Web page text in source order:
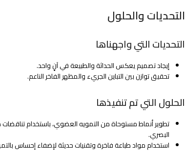
التحديات والحلول
التحديات التي واجهناها
إيجاد تصميم يعكس الحداثة والطبيعة في آنٍ واحد.
تحقيق توازن بين التباين الجريء والمظهر الفاخر الناعم.
الحلول التي تم تنفيذها
تطوير أنماط مستوحاة من التمويه العضوي، باستخدام تناقضات
البصري.
استخدام مواد طباعة فاخرة وتقنيات حديثة لإضفاء إحساس